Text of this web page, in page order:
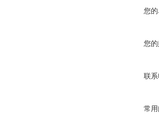
您的
您的
联系
常用